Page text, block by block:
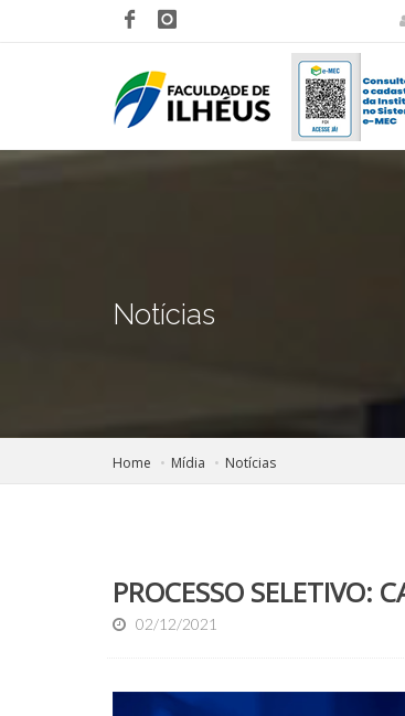
Notícias
Home Mídia Notícias
PROCESSO SELETIVO:
02/12/2021